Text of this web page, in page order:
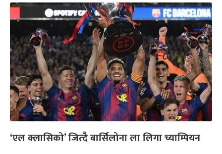
‘एल क्लासिको’ जित्दै बार्सिलोना ला लिगा च्याम्पियन